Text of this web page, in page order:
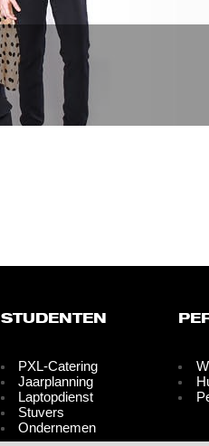
STUDENTEN
PXL-Catering
Jaarplanning
Laptopdienst
Stuvers
Ondernemen